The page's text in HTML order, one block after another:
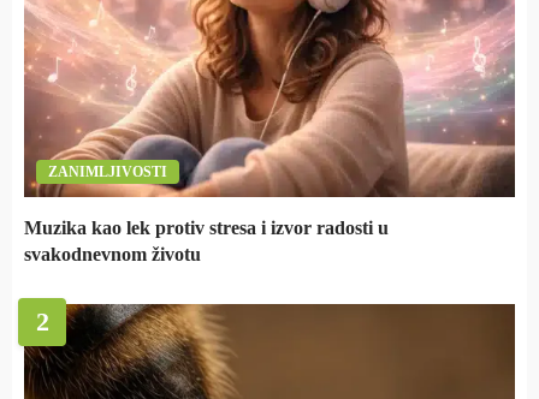
ZANIMLJIVOSTI
Muzika kao lek protiv stresa i izvor radosti u
svakodnevnom životu
2